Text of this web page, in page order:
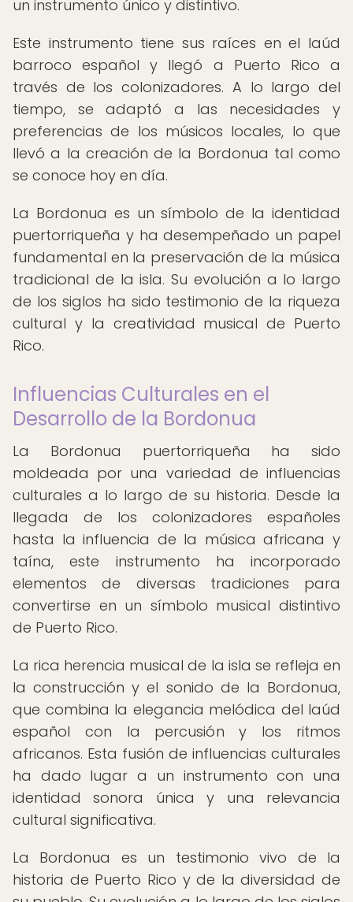
un instrumento único y distintivo.
Este instrumento tiene sus raíces en el laúd
barroco español y llegó a Puerto Rico a
través de los colonizadores. A lo largo del
tiempo, se adaptó a las necesidades y
preferencias de los músicos locales, lo que
llevó a la creación de la Bordonua tal como
se conoce hoy en día.
La Bordonua es un símbolo de la identidad
puertorriqueña y ha desempeñado un papel
fundamental en la preservación de la música
tradicional de la isla. Su evolución a lo largo
de los siglos ha sido testimonio de la riqueza
cultural y la creatividad musical de Puerto
Rico.
Influencias Culturales en el
Desarrollo de la Bordonua
La Bordonua puertorriqueña ha sido
moldeada por una variedad de influencias
culturales a lo largo de su historia. Desde la
llegada de los colonizadores españoles
hasta la influencia de la música africana y
taína, este instrumento ha incorporado
elementos de diversas tradiciones para
convertirse en un símbolo musical distintivo
de Puerto Rico.
La rica herencia musical de la isla se refleja en
la construcción y el sonido de la Bordonua,
que combina la elegancia melódica del laúd
español con la percusión y los ritmos
africanos. Esta fusión de influencias culturales
ha dado lugar a un instrumento con una
identidad sonora única y una relevancia
cultural significativa.
La Bordonua es un testimonio vivo de la
historia de Puerto Rico y de la diversidad de